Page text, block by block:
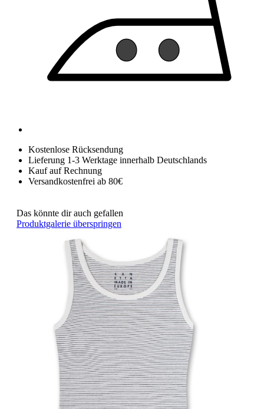
Kostenlose Rücksendung
Lieferung 1-3 Werktage innerhalb Deutschlands
Kauf auf Rechnung
Versandkostenfrei ab 80€
Das könnte dir auch gefallen
Produktgalerie überspringen